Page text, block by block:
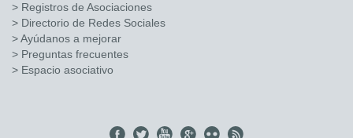
> Registros de Asociaciones
> Directorio de Redes Sociales
> Ayúdanos a mejorar
> Preguntas frecuentes
> Espacio asociativo